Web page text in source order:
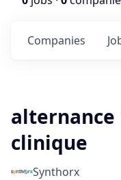
Companies
alternance
clinique
Synthorx